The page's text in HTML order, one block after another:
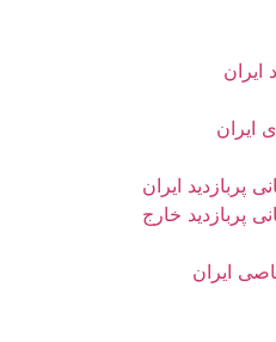
ایران
ایران
پربازدید ایران
پربازدید خارج
ایران